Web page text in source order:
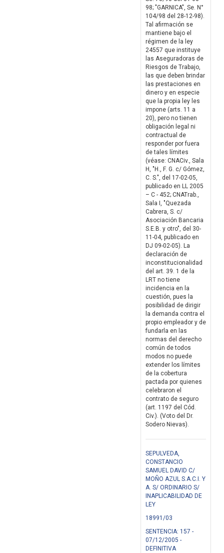
98; "GARNICA", Se. N°
104/98 del 28-12-98).
Tal afirmación se
mantiene bajo el
régimen de la ley
24557 que instituye
las Aseguradoras de
Riesgos de Trabajo,
las que deben brindar
las prestaciones en
dinero y en especie
que la propia ley les
impone (arts. 11 a
20), pero no tienen
obligación legal ni
contractual de
responder por fuera
de tales límites
(véase: CNACiv., Sala
H, "H., F. G. c/ Gómez,
C. S.", del 17-02-05,
publicado en LL 2005
– C - 452; CNATrab.,
Sala I, "Quezada
Cabrera, S. c/
Asociación Bancaria
S.E.B. y otro", del 30-
11-04, publicado en
DJ 09-02-05). La
declaración de
inconstitucionalidad
del art. 39. 1 de la
LRT no tiene
incidencia en la
cuestión, pues la
posibilidad de dirigir
la demanda contra el
propio empleador y de
fundarla en las
normas del derecho
común de todos
modos no puede
extender los límites
de la cobertura
pactada por quienes
celebraron el
contrato de seguro
(art. 1197 del Cód.
Civ.). (Voto del Dr.
Sodero Nievas).
SEPULVEDA,
CONSTANCIO
SAMUEL DAVID C/
MOÑO AZUL S.A.C.I. Y
A. S/ ORDINARIO S/
INAPLICABILIDAD DE
LEY
18991/03
SENTENCIA: 157 -
07/12/2005 -
DEFINITIVA